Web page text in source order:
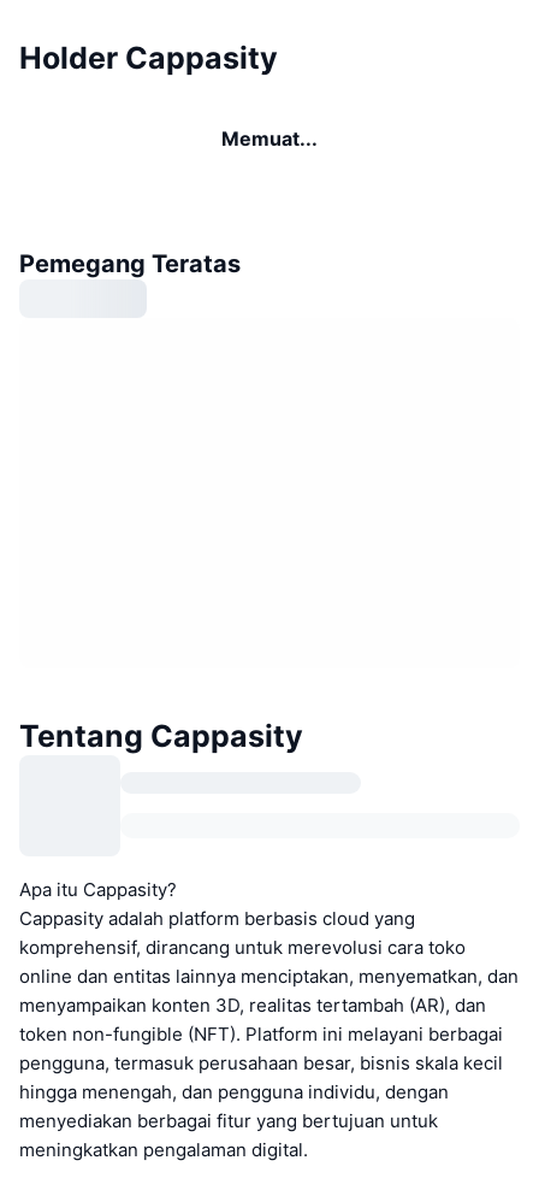
Holder Cappasity
Memuat...
Pemegang Teratas
Tentang Cappasity
Apa itu Cappasity?
Cappasity adalah platform berbasis cloud yang
komprehensif, dirancang untuk merevolusi cara toko
online dan entitas lainnya menciptakan, menyematkan, dan
menyampaikan konten 3D, realitas tertambah (AR), dan
token non-fungible (NFT). Platform ini melayani berbagai
pengguna, termasuk perusahaan besar, bisnis skala kecil
hingga menengah, dan pengguna individu, dengan
menyediakan berbagai fitur yang bertujuan untuk
meningkatkan pengalaman digital.